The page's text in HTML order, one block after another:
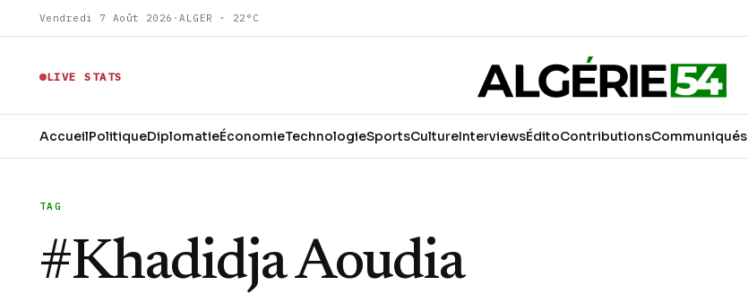
Vendredi 7 Août 2026 ·ALGER · 22°C
LIVE STATS
AccueilPolitiqueDiplomatieÉconomieTechnologieSportsCultureInterviewsÉditoContributionsCommuniqués
TAG
#Khadidja Aoudia